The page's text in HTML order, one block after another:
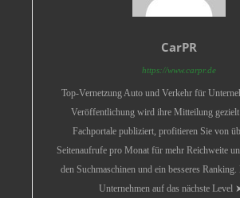
CarPR
https://www.carpr.de
Top-Vernetzung Auto und Verkehr für
Veröffentlichung wird ihre Mitteilung gezielt
Fachportale publiziert, profitieren Sie von
Seitenaufrufe pro Monat für mehr Reichweite
den Suchmaschinen und ein besseres
Unternehmen auf das nächste